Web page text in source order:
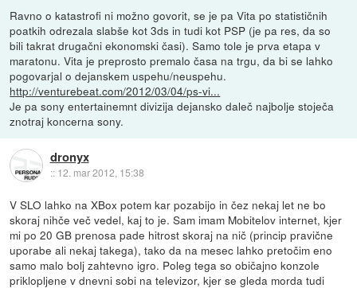
Ravno o katastrofi ni možno govorit, se je pa Vita po statističnih
poatkih odrezala slabše kot 3ds in tudi kot PSP (je pa res, da so
bili takrat drugačni ekonomski časi). Samo tole je prva etapa v
maratonu. Vita je preprosto premalo časa na trgu, da bi se lahko
pogovarjal o dejanskem uspehu/neuspehu.
http://venturebeat.com/2012/03/04/ps-vi...
Je pa sony entertainemnt divizija dejansko daleč najbolje stoječa
znotraj koncerna sony.
dronyx
:: 12. mar 2012, 15:38
V SLO lahko na XBox potem kar pozabijo in čez nekaj let ne bo
skoraj nihče več vedel, kaj to je. Sam imam Mobitelov internet, kjer
mi po 20 GB prenosa pade hitrost skoraj na nič (princip pravične
uporabe ali nekaj takega), tako da na mesec lahko pretočim eno
samo malo bolj zahtevno igro. Poleg tega so običajno konzole
priklopljene v dnevni sobi na televizor, kjer se gleda morda tudi